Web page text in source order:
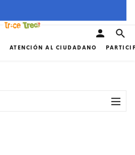
ATENCIÓN AL CIUDADANO